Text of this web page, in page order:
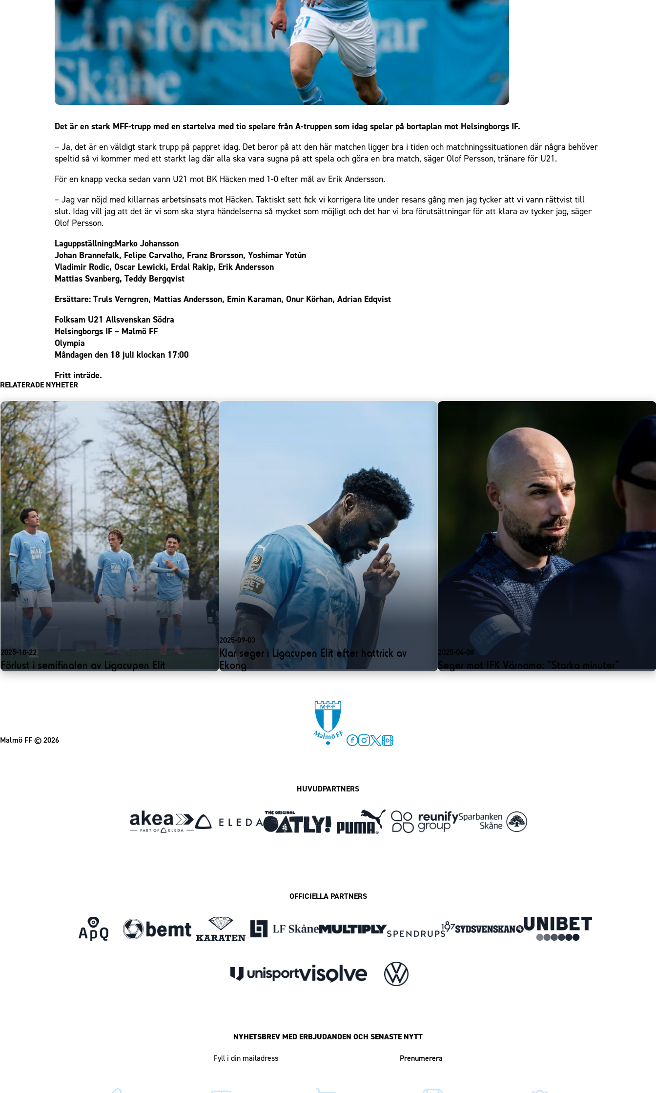
Om Malmö FF
Det är en stark MFF-trupp med en startelva med tio spelare från A-truppen som idag spelar på bortaplan mot Helsingborgs IF.
– Ja, det är en väldigt stark trupp på pappret idag. Det beror på att den här matchen ligger bra i tiden och matchningssituationen där några behöver
speltid så vi kommer med ett starkt lag där alla ska vara sugna på att spela och göra en bra match, säger Olof Persson, tränare för U21.
För en knapp vecka sedan vann U21 mot BK Häcken med 1-0 efter mål av Erik Andersson.
– Jag var nöjd med killarnas arbetsinsats mot Häcken. Taktiskt sett fick vi korrigera lite under resans gång men jag tycker att vi vann rättvist till
slut. Idag vill jag att det är vi som ska styra händelserna så mycket som möjligt och det har vi bra förutsättningar för att klara av tycker jag, säger
Olof Persson.
Laguppställning:Marko Johansson
Johan Brannefalk, Felipe Carvalho, Franz Brorsson, Yoshimar Yotún
Vladimir Rodic, Oscar Lewicki, Erdal Rakip, Erik Andersson
Mattias Svanberg, Teddy Bergqvist
Ersättare: Truls Verngren, Mattias Andersson, Emin Karaman, Onur Körhan, Adrian Edqvist
Folksam U21 Allsvenskan Södra
Helsingborgs IF – Malmö FF
Olympia
Måndagen den 18 juli klockan 17:00
Fritt inträde.
RELATERADE NYHETER
2025-10-22
Förlust i semifinalen av Ligacupen Elit
2025-09-03
Klar seger i Ligacupen Elit efter hattrick av
Ekong
2025-04-08
Seger mot IFK Värnamo: ”Starka minuter”
Malmö FF© 2026
HUVUDPARTNERS
OFFICIELLA PARTNERS
NYHETSBREV MED ERBJUDANDEN OCH SENASTE NYTT